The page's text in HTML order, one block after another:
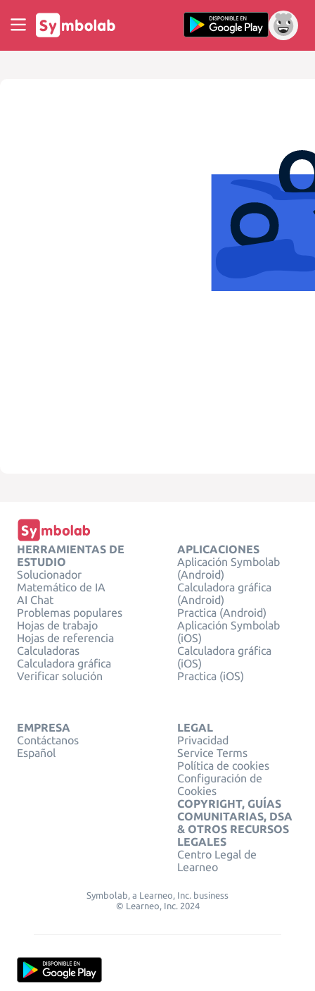
HERRAMIENTAS DE
ESTUDIO
Solucionador
Matemático de IA
AI Chat
Problemas populares
Hojas de trabajo
Hojas de referencia
Calculadoras
Calculadora gráfica
Verificar solución
APLICACIONES
Aplicación Symbolab
(Android)
Calculadora gráfica
(Android)
Practica (Android)
Aplicación Symbolab
(iOS)
Calculadora gráfica
(iOS)
Practica (iOS)
EMPRESA
Contáctanos
Español
LEGAL
Privacidad
Service Terms
Política de cookies
Configuración de
Cookies
COPYRIGHT, GUÍAS
COMUNITARIAS, DSA
& OTROS RECURSOS
LEGALES
Centro Legal de
Learneo
Symbolab, a Learneo, Inc. business
© Learneo, Inc. 2024